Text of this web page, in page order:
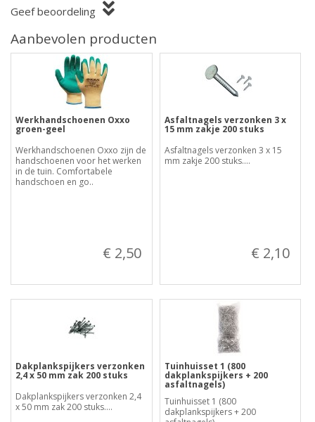
Geef beoordeling
Aanbevolen producten
Werkhandschoenen Oxxo
groen-geel
Werkhandschoenen Oxxo zijn de
handschoenen voor het werken
in de tuin. Comfortabele
handschoen en go..
€ 2,50
Asfaltnagels verzonken 3 x
15 mm zakje 200 stuks
Asfaltnagels verzonken 3 x 15
mm zakje 200 stuks....
€ 2,10
Dakplankspijkers verzonken
2,4 x 50 mm zak 200 stuks
Dakplankspijkers verzonken 2,4
x 50 mm zak 200 stuks....
Tuinhuisset 1 (800
dakplankspijkers + 200
asfaltnagels)
Tuinhuisset 1 (800
dakplankspijkers + 200